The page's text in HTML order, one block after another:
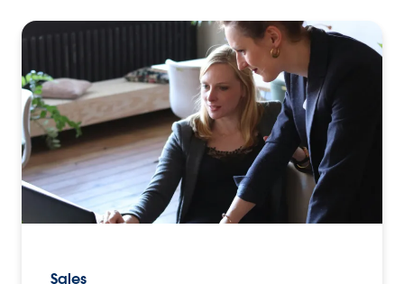
Sales